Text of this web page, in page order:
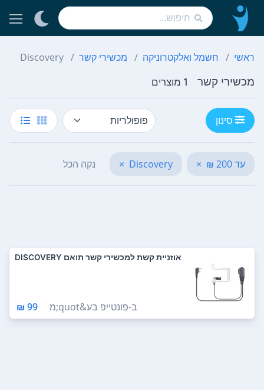
ראשי חשמל ואלקטרוניקה מכשירי קשר Discovery
מכשירי קשר 1 מוצרים
סינון
עד 200 ₪ ×
Discovery
× נקה הכל
אוזניית קשת למכשירי קשר תואם DISCOVERY
ב-פונטייפ בע&quot;מ 99 ₪